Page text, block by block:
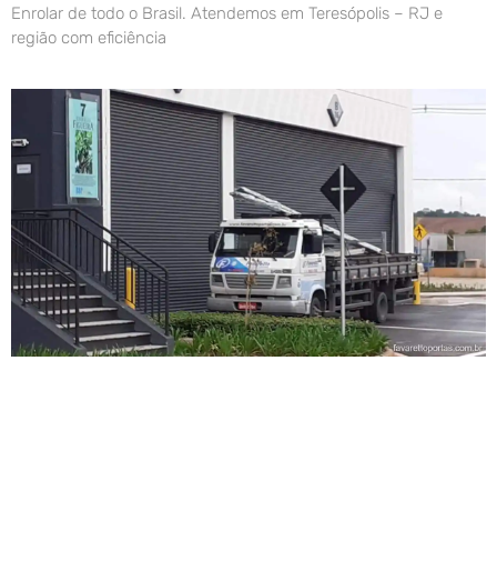
Enrolar de todo o Brasil. Atendemos em Teresópolis – RJ e
região com eficiência